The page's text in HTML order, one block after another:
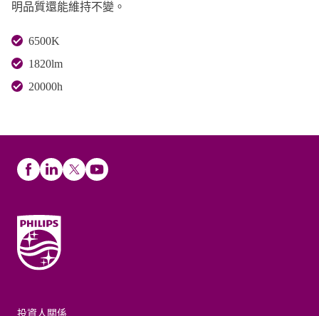
明品質還能維持不變。
6500K
1820lm
20000h
投資人關係